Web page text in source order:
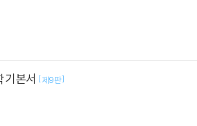
기본서 [제9판]